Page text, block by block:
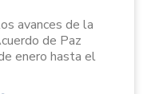
avances de la
de Paz
enero hasta el